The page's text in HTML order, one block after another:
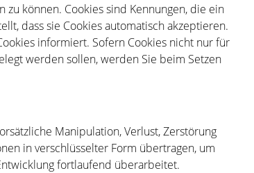
können. Cookies sind Kennungen, die ein
dass sie Cookies automatisch akzeptieren.
informiert. Sofern Cookies nicht nur für
werden sollen, werden Sie beim Setzen
Manipulation, Verlust, Zerstörung
in verschlüsselter Form übertragen, um
fortlaufend überarbeitet.